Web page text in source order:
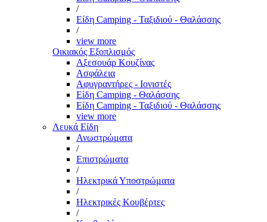
/
Είδη Camping - Ταξιδιού - Θαλάσσης
/
view more
Οικιακός Εξοπλισμός
Αξεσουάρ Κουζίνας
Ασφάλεια
Αφυγραντήρες - Ιονιστές
Είδη Camping - Θαλάσσης
Είδη Camping - Ταξιδιού - Θαλάσσης
view more
Λευκά Είδη
Ανωστρώματα
/
Επιστρώματα
/
Ηλεκτρικά Υποστρώματα
/
Ηλεκτρικές Κουβέρτες
/